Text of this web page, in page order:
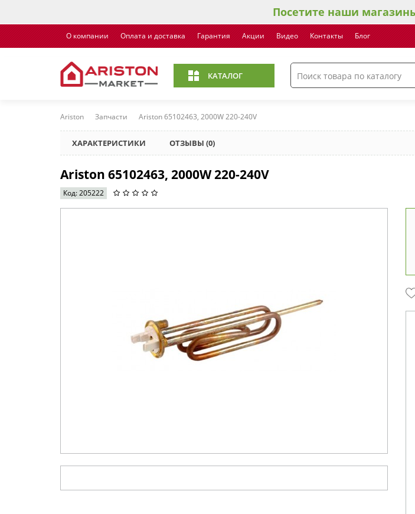
Посетите наши
О компании Оплата и доставка Гарантия Акции Видео Контакты Блог
КАТАЛОГ
Ariston Запчасти Ariston 65102463, 2000W 220-240V
ХАРАКТЕРИСТИКИ ОТЗЫВЫ (0)
Ariston 65102463, 2000W 220-240V
Код: 205222